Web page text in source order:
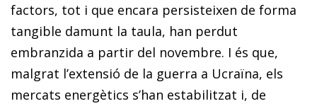
factors, tot i que encara persisteixen de forma
tangible damunt la taula, han perdut
embranzida a partir del novembre. I és que,
malgrat l’extensió de la guerra a Ucraïna, els
mercats energètics s’han estabilitzat i, de